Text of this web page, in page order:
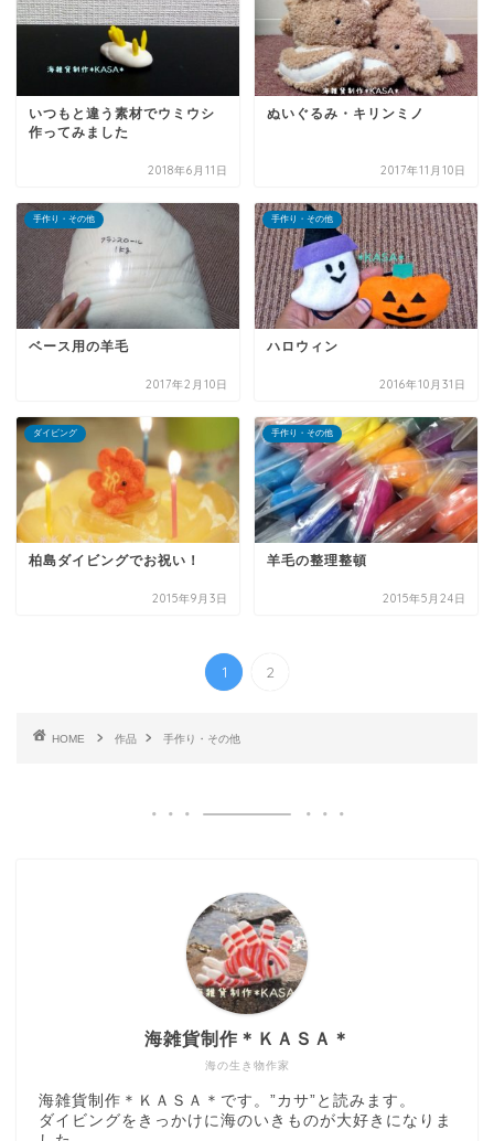
いつもと違う素材でウミウシ
作ってみました
2018年6月11日
ぬいぐるみ・キリンミノ
2017年11月10日
手作り・その他
ベース用の羊毛
2017年2月10日
手作り・その他
ハロウィン
2016年10月31日
ダイビング
柏島ダイビングでお祝い！
2015年9月3日
手作り・その他
羊毛の整理整頓
2015年5月24日
1 2
HOME 作品 手作り・その他
海の生き物作家
海雑貨制作＊ＫＡＳＡ＊
海雑貨制作＊ＫＡＳＡ＊です。”カサ”と読みます。
ダイビングをきっかけに海のいきものが大好きになりま